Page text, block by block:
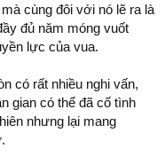
cùng đôi với nó lẽ ra là
đủ năm móng vuốt
lực của vua.
có rất nhiều nghi vấn,
gian có thể đã cố tình
nhưng lại mang